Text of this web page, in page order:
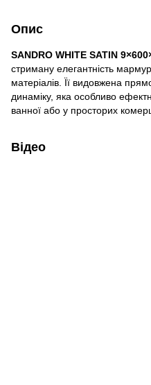
Опис
SANDRO WHITE SATIN
стриману елегантність
матеріалів. Її видовжена
динаміку, яка особливо
ванної або у просторих
Відео